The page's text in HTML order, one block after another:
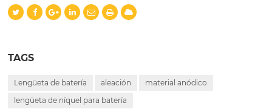
TAGS
Lengüeta de batería aleación
material anódico
lengüeta de níquel para batería